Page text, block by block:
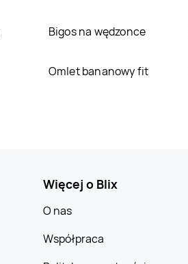
Bigos na wędzonce
Omlet bananowy fit
Więcej o Blix
O nas
Współpraca